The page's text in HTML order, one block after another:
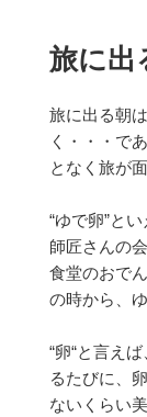
旅に出
旅に出る朝
く・・・で
となく旅が
“ゆで卵”と
師匠さんの
食堂のおで
の時から、
“卵“と言え
るたびに、
ないくらい